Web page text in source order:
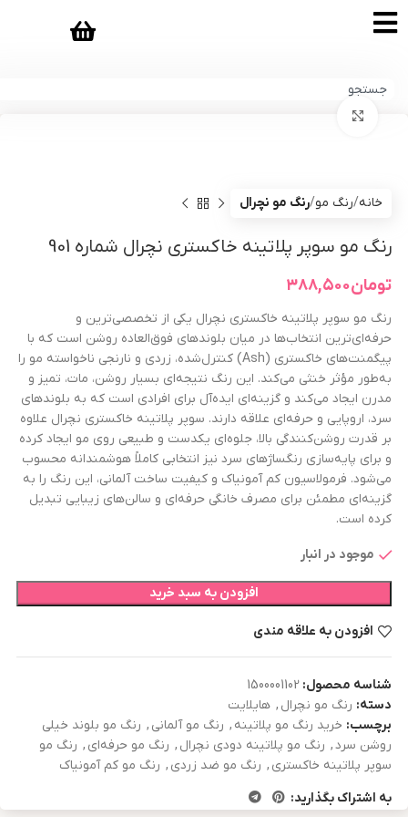
خانه رنگ مو رنگ مو نچرال
رنگ مو سوپر پلاتینه خاکستری نچرال شماره 901
تومان۳۸۸,۵۰۰
رنگ مو سوپر پلاتینه خاکستری نچرال یکی از تخصصی‌ترین و
حرفه‌ای‌ترین انتخاب‌ها در میان بلوندهای فوق‌العاده روشن است که با
پیگمنت‌های خاکستری (Ash) کنترل‌شده، زردی و نارنجی ناخواسته مو را
به‌طور مؤثر خنثی می‌کند. این رنگ نتیجه‌ای بسیار روشن، مات، تمیز و
مدرن ایجاد می‌کند و گزینه‌ای ایده‌آل برای افرادی است که به بلوندهای
سرد، اروپایی و حرفه‌ای علاقه دارند. سوپر پلاتینه خاکستری نچرال علاوه
بر قدرت روشن‌کنندگی بالا، جلوه‌ای یکدست و طبیعی روی مو ایجاد کرده
و برای پایه‌سازی رنگساژهای سرد نیز انتخابی کاملاً هوشمندانه محسوب
می‌شود. فرمولاسیون کم آمونیاک و کیفیت ساخت آلمانی، این رنگ را به
گزینه‌ای مطمئن برای مصرف خانگی حرفه‌ای و سالن‌های زیبایی تبدیل
کرده است.
موجود در انبار
افزودن به سبد خرید
افزودن به علاقه مندی
شناسه محصول: 1500001102
دسته: رنگ مو نچرال , هایلایت
برچسب: خرید رنگ مو پلاتینه , رنگ مو آلمانی , رنگ مو بلوند خیلی
روشن سرد, رنگ مو پلاتینه دودی نچرال , رنگ مو حرفه‌ای , رنگ مو
سوپر پلاتینه خاکستری , رنگ مو ضد زردی , رنگ مو کم آمونیاک
به اشتراک بگذارید: